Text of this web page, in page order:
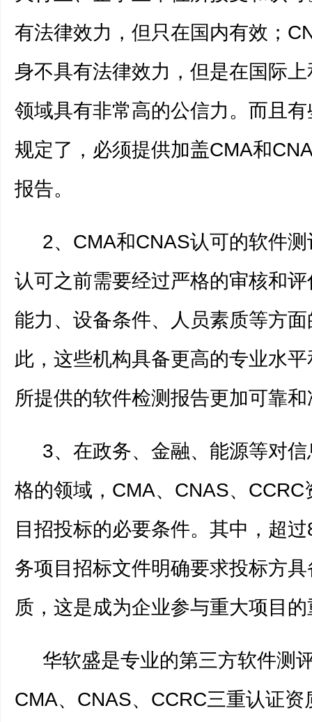
有法律效力，但只在国内有效；
身不具有法律效力，但是在国际
领域具有非常高的公信力。而且
规定了，必须提供加盖CMA和
报告。
2、CMA和CNAS认可的软件测
认可之前需要经过严格的审核和
能力、设备条件、人员素质等方
此，这些机构具备更高的专业水
所提供的软件检测报告更加可靠
3、在政务、金融、能源等对信
格的领域，CMA、CNAS、CCRC
目招投标的必要条件。其中，超
务项目招标文件明确要求投标方
质，这是成为企业参与重大项目
华软盛是专业的第三方软件测
CMA、CNAS、CCRC三重认证资